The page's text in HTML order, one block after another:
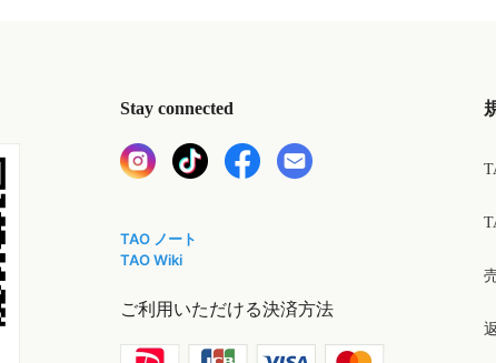
Stay connected
TAO ノート
TAO Wiki
ご利用いただける決済方法